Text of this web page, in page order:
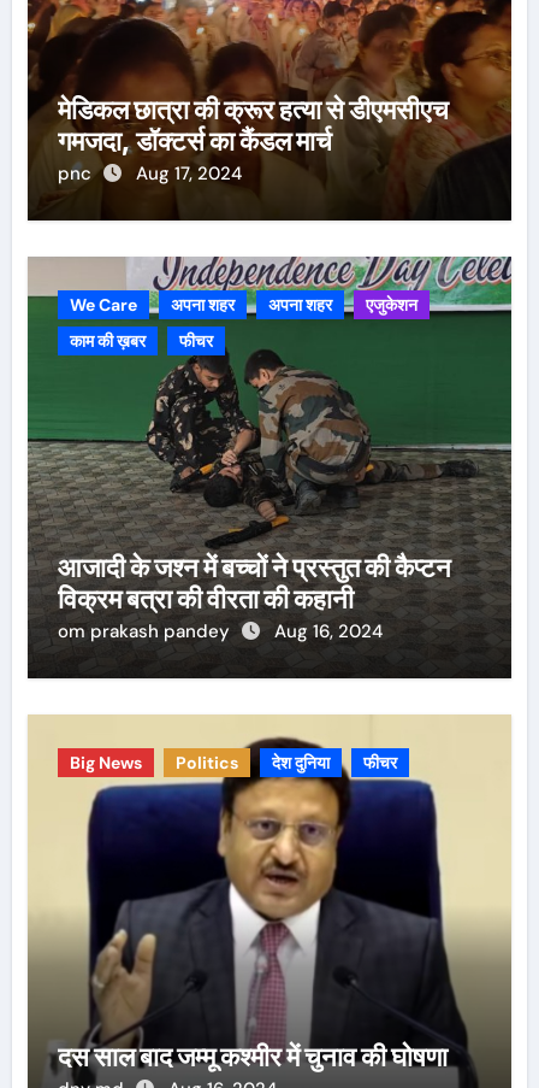
मेडिकल छात्रा की क्रूर हत्या से डीएमसीएच
गमजदा, डॉक्टर्स का कैंडल मार्च
pnc Aug 17, 2024
We Care अपना शहर अपना शहर
एजुकेशन
काम की ख़बर
फीचर
आजादी के जश्न में बच्चों ने प्रस्तुत की कैप्टन
विक्रम बत्रा की वीरता की कहानी
om prakash pandey Aug 16, 2024
Big News Politics देश दुनिया फीचर
दस साल बाद जम्मू कश्मीर में चुनाव की घोषणा